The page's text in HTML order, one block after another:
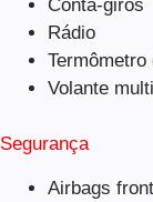
Conta-giros
Rádio
Termômetro
Volante
Segurança
Airbags